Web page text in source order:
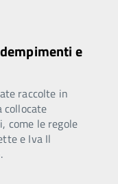
e
raccolte in
collocate
come le regole
e Iva Il